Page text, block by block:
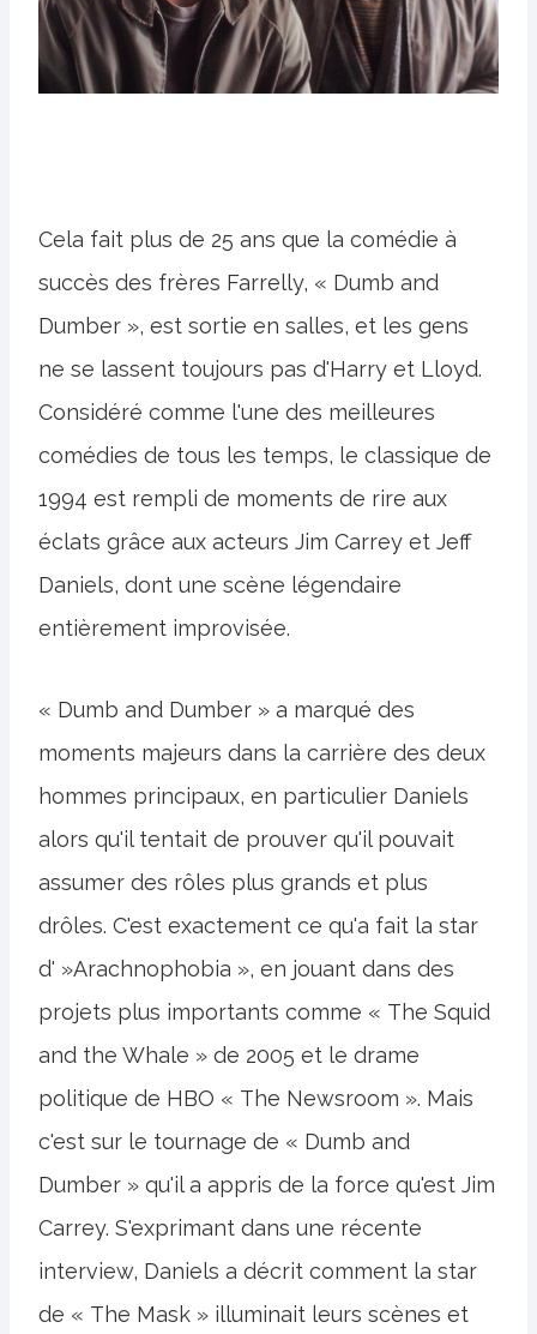
Cela fait plus de 25 ans que la comédie à
succès des frères Farrelly, « Dumb and
Dumber », est sortie en salles, et les gens
ne se lassent toujours pas d'Harry et Lloyd.
Considéré comme l'une des meilleures
comédies de tous les temps, le classique de
1994 est rempli de moments de rire aux
éclats grâce aux acteurs Jim Carrey et Jeff
Daniels, dont une scène légendaire
entièrement improvisée.
« Dumb and Dumber » a marqué des
moments majeurs dans la carrière des deux
hommes principaux, en particulier Daniels
alors qu'il tentait de prouver qu'il pouvait
assumer des rôles plus grands et plus
drôles. C'est exactement ce qu'a fait la star
d' »Arachnophobia », en jouant dans des
projets plus importants comme « The Squid
and the Whale » de 2005 et le drame
politique de HBO « The Newsroom ». Mais
c'est sur le tournage de « Dumb and
Dumber » qu'il a appris de la force qu'est Jim
Carrey. S'exprimant dans une récente
interview, Daniels a décrit comment la star
de « The Mask » illuminait leurs scènes et